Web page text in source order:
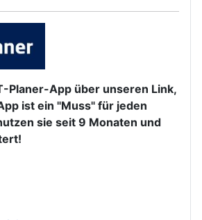
Planer-App über unseren Link,
ist ein "Muss" für jeden
sie seit 9 Monaten und